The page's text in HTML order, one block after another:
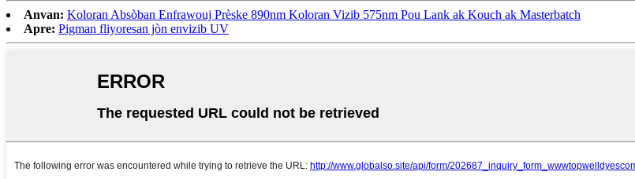
Anvan: Koloran Absòban Enfrawouj Prèske 890nm Koloran Vizib 575nm Pou Lank ak Kouch ak Masterbatch
Apre: Pigman fliyoresan jòn envizib UV